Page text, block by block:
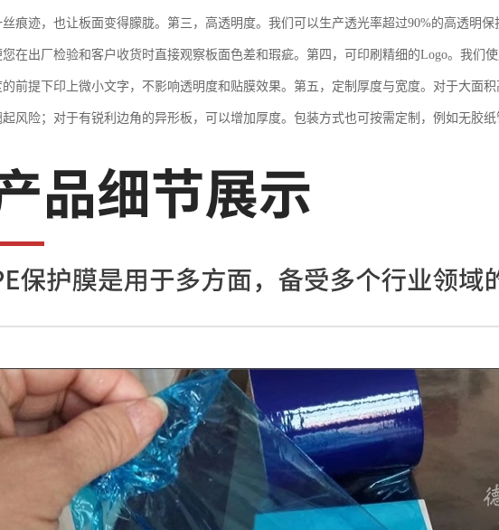
丝痕迹，也让板面变得朦胧。第三，高透明度。我们可以生产透光率超过90%的高透明
您在出厂检验和客户收货时直接观察板面色差和瑕疵。第四，可印刷精细的Logo。我们
前提下印上微小文字，不影响透明度和贴膜效果。第五，定制厚度与宽度。对于大面积
风险；对于有锐利边角的异形板，可以增加厚度。包装方式也可按需定制，例如无胶纸